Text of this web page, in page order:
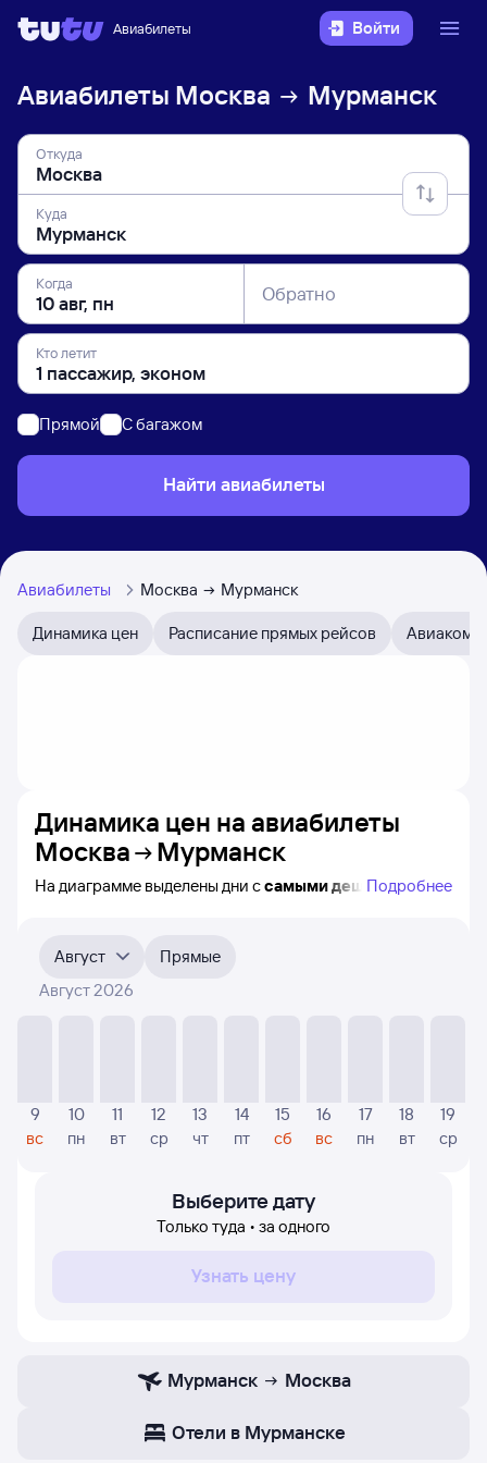
Авиабилеты Войти
Авиабилеты Москва Мурманск
Откуда
Куда
Когда Обратно
Кто летит
Прямой C багажом
Найти авиабилеты
Авиабилеты Москва Мурманск
Динамика цен Расписание прямых рейсов
Динамика цен на авиабилеты
Москва
Мурманск
На диаграмме выделены дни ссамыми дешёвыми
5 месяца. Выберите дату, перейдите по клику к поиску
авиабилетов и просмотру
Если никто не искал авиабилетов по маршруту
Москва — Мурманск, то цены могут отсутствовать
частично или полностью. В этом случае заполните
Подробнее
Август
Прямые
Август 2026
9
вс
10
пн
11
вт
12
ср
13
чт
14
пт
15
сб
16
вс
17
пн
18
вт
19
ср
Выберите дату
Только туда • за одного
Узнать цену
Мурманск Москва
Отели в Мурманске